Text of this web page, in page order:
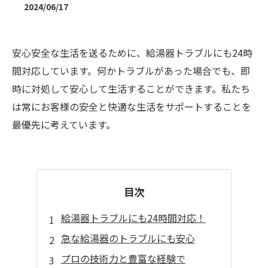
2024/06/17
安心安全な生活を送るために、給湯器トラブルにも24時
間対応しています。何かトラブルがあった場合でも、即
時に対処して安心して生活することができます。私たち
は常にお客様の安全と快適な生活をサポートすることを
最優先に考えています。
目次
給湯器トラブルにも24時間対応！
急な給湯器のトラブルにも安心
プロの技術力と豊富な経験で